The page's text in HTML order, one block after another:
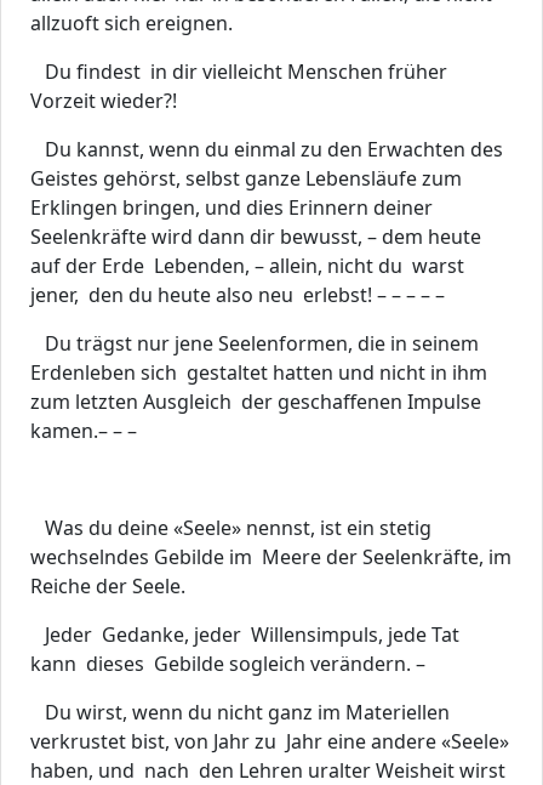
allzuoft sich ereignen.
Du findest in dir vielleicht Menschen früher
Vorzeit wieder?!
Du kannst, wenn du einmal zu den Erwachten des
Geistes gehörst, selbst ganze Lebensläufe zum
Erklingen bringen, und dies Erinnern deiner
Seelenkräfte wird dann dir bewusst, – dem heute
auf der Erde Lebenden, – allein, nicht du warst
jener, den du heute also neu erlebst! – – – – –
Du trägst nur jene Seelenformen, die in seinem
Erdenleben sich gestaltet hatten und nicht in ihm
zum letzten Ausgleich der geschaffenen Impulse
kamen.– – –
Was du deine «Seele» nennst, ist ein stetig
wechselndes Gebilde im Meere der Seelenkräfte, im
Reiche der Seele.
Jeder Gedanke, jeder Willensimpuls, jede Tat
kann dieses Gebilde sogleich verändern. –
Du wirst, wenn du nicht ganz im Materiellen
verkrustet bist, von Jahr zu Jahr eine andere «Seele»
haben, und nach den Lehren uralter Weisheit wirst